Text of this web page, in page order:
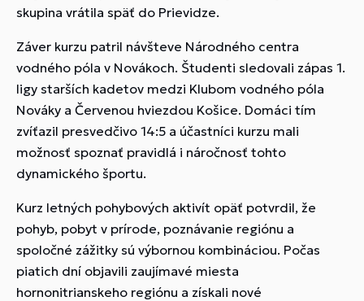
skupina vrátila späť do Prievidze.
Záver kurzu patril návšteve Národného centra
vodného póla v Novákoch. Študenti sledovali zápas 1.
ligy starších kadetov medzi Klubom vodného póla
Nováky a Červenou hviezdou Košice. Domáci tím
zvíťazil presvedčivo 14:5 a účastníci kurzu mali
možnosť spoznať pravidlá i náročnosť tohto
dynamického športu.
Kurz letných pohybových aktivít opäť potvrdil, že
pohyb, pobyt v prírode, poznávanie regiónu a
spoločné zážitky sú výbornou kombináciou. Počas
piatich dní objavili zaujímavé miesta
hornonitrianskeho regiónu a získali nové